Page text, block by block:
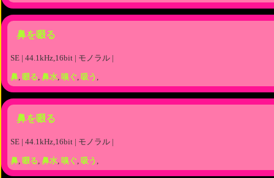
鼻を啜る
SE | 44.1kHz,16bit | モノラル |
鼻, 啜る, 鼻水, 嗅ぐ, 吸う ,
鼻を啜る
SE | 44.1kHz,16bit | モノラル |
鼻, 啜る, 鼻水, 嗅ぐ, 吸う ,